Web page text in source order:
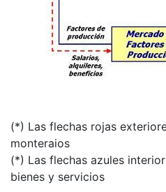
(*) Las flechas rojas
monteraios
(*) Las flechas azules
bienes y servicios